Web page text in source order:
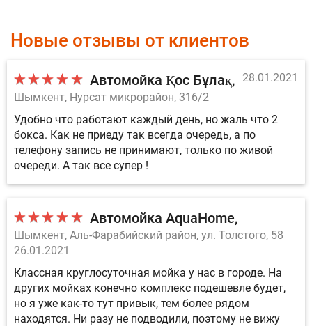
Новые отзывы от клиентов
Автомойка Қос Бұлақ
Шымкент, Нурсат микрорайон, 316/2
28.01.2021
Удобно что работают каждый день, но жаль что 2
бокса. Как не приеду так всегда очередь, а по
телефону запись не принимают, только по живой
очереди. А так все супер !
Автомойка AquaHome
Шымкент, Аль-Фарабийский район, ул. Толстого, 58
26.01.2021
Классная круглосуточная мойка у нас в городе. На
других мойках конечно комплекс подешевле будет,
но я уже как-то тут привык, тем более рядом
находятся. Ни разу не подводили, поэтому не вижу